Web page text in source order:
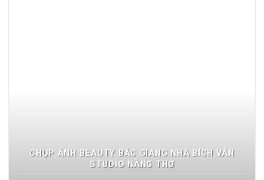
CHỤP ẢNH BEAUTY BẮC GIANG NHÀ BÍCH VÂN
STUDIO NÀNG THƠ